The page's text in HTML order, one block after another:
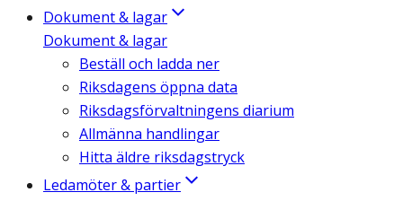
Dokument & lagar
Dokument & lagar
Beställ och ladda ner
Riksdagens öppna data
Riksdagsförvaltningens diarium
Allmänna handlingar
Hitta äldre riksdagstryck
Ledamöter & partier